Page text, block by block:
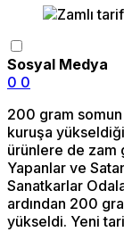
Sosyal Medya
0 0
200 gram
kuruşa yükseldiği
ürünlere de
Yapanlar ve
Sanatkarlar
ardından 200
yükseldi. Yeni